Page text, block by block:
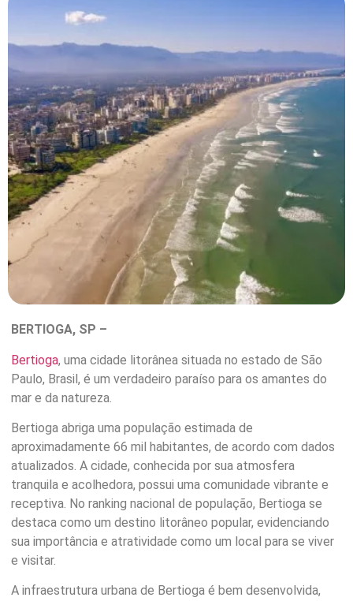
BERTIOGA, SP –
Bertioga, uma cidade litorânea situada no estado de São
Paulo, Brasil, é um verdadeiro paraíso para os amantes do
mar e da natureza.
Bertioga abriga uma população estimada de
aproximadamente 66 mil habitantes, de acordo com dados
atualizados. A cidade, conhecida por sua atmosfera
tranquila e acolhedora, possui uma comunidade vibrante e
receptiva. No ranking nacional de população, Bertioga se
destaca como um destino litorâneo popular, evidenciando
sua importância e atratividade como um local para se viver
e visitar.
A infraestrutura urbana de Bertioga é bem desenvolvida,